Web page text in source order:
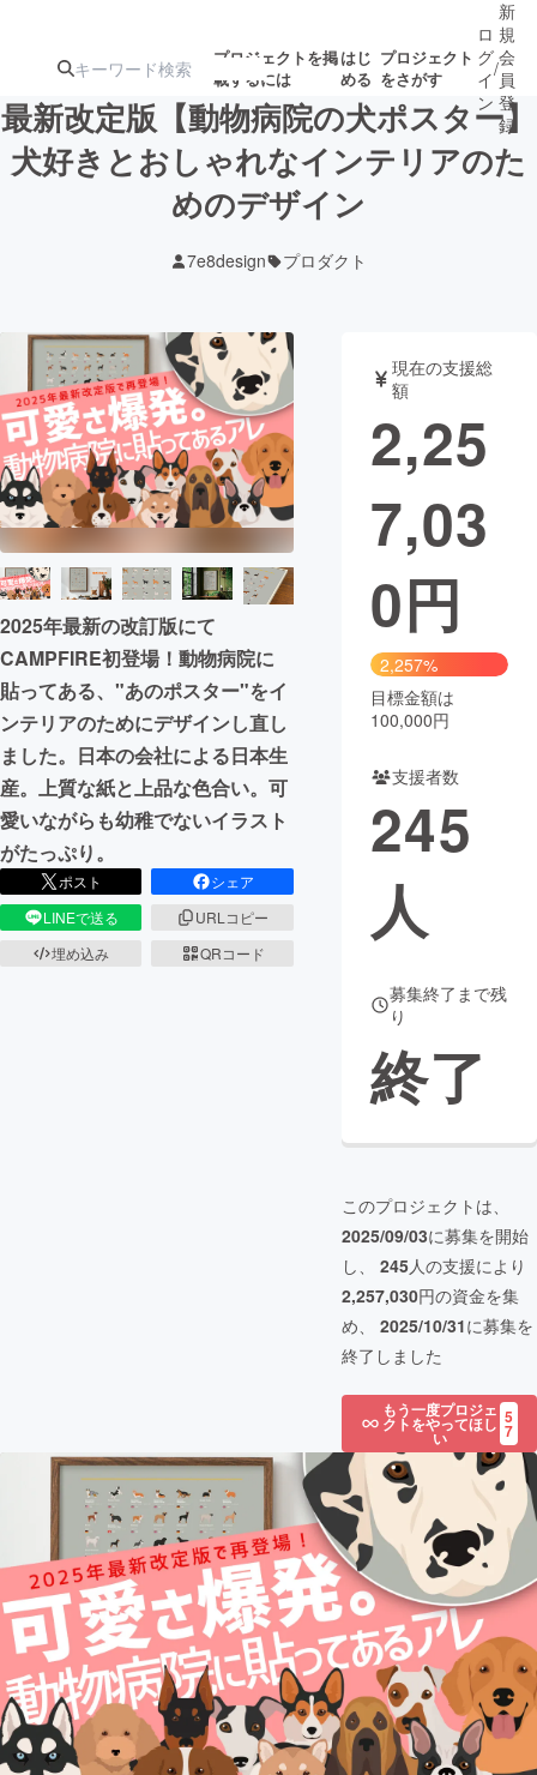
プロジェクトを掲
載するには
はじ
める
プロジェクト
をさがす
注目の新着プロ募集終了が近いプ
テクノロジー・ガジェット
映像・映画 書籍・雑誌
ビジネス・起業 チャレンジ
まちづくり・地域活性化
CAMPFIRE for Social Good
CAMPFIRE Creation
CAMPFIREふるさと納税machi-ya コミュニティ
ロ
グ
イ
ン
/
新
規
会
員
登
録
最新改定版【動物病院の犬ポスター】
犬好きとおしゃれなインテリアのた
めのデザイン
7e8design プロダクト
2025年最新の改訂版にて
CAMPFIRE初登場！動物病院に
貼ってある、"あのポスター"をイ
ンテリアのためにデザインし直し
ました。日本の会社による日本生
産。上質な紙と上品な色合い。可
愛いながらも幼稚でないイラスト
がたっぷり。
ポスト
シェア
LINEで送る
URLコピー
埋め込み
QRコード
現在の支援総
額
2,25
7,03
0円
2,257%
目標金額は
100,000円
支援者数
245
人
募集終了まで残
り
終了
このプロジェクトは、
2025/09/03に募集を開始
し、 245人の支援により
2,257,030円の資金を集
め、 2025/10/31に募集を
終了しました
もう一度プロジェ
クトをやってほし
い
5
7